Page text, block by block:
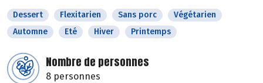
Dessert Flexitarien Sans porc
Végétarien
Automne
Eté Hiver Printemps
Nombre de personnes
8 personnes